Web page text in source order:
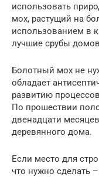
использовать
мох, растущий на
использованием в
лучшие срубы
Болотный мох не
обладает
развитию
По прошествии
двенадцати
деревянного дома.
Если место для
что нужно сделать